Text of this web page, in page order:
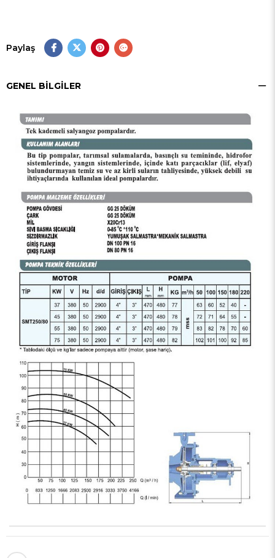
Paylaş
GENEL BILGILER